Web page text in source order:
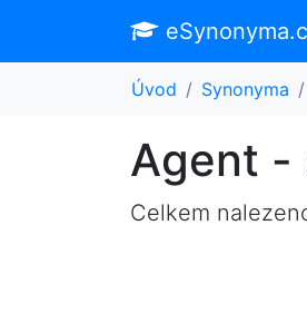
Úvod Synonyma
Agent -
Celkem